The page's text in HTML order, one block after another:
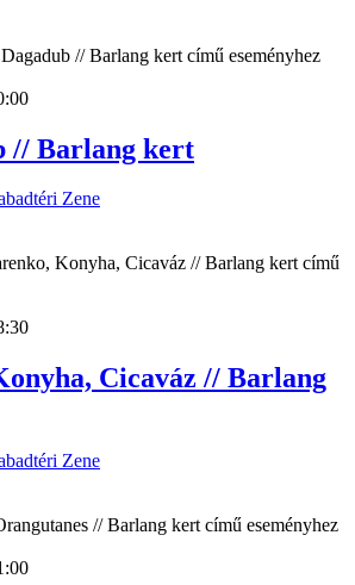
// Barlang kert
Zene
Cicaváz // Barlang
Zene